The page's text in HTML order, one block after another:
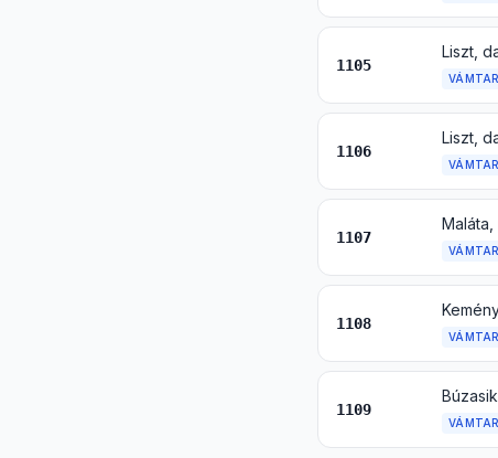
1105
Liszt,
1106
1107
1108
1109